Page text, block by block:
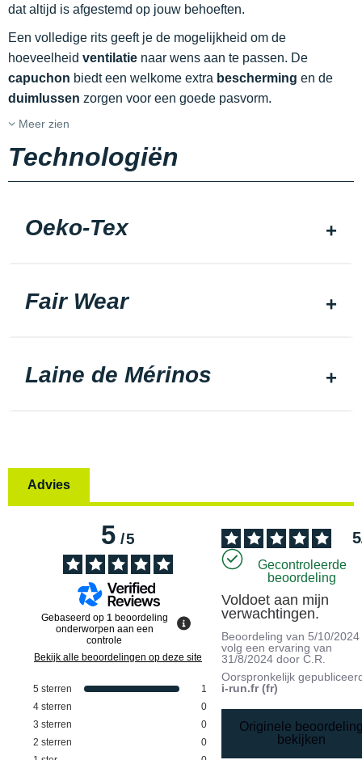
dat altijd is afgestemd op jouw behoeften.
Een volledige rits geeft je de mogelijkheid om de
hoeveelheid ventilatie naar wens aan te passen. De
capuchon biedt een welkome extra bescherming en de
duimlussen zorgen voor een goede pasvorm.
Meer zien
Technologiën
Oeko-Tex
Fair Wear
Laine de Mérinos
Advies
5/5
Gebaseerd op 1 beoordeling
onderworpen aan een
controle
Bekijk alle beoordelingen op deze site
5 sterren
1
4 sterren
0
3 sterren
0
2 sterren
0
5
Gecontroleerde
beoordeling
Voldoet aan mijn
verwachtingen.
Beoordeling van 5/10/2024
volg een ervaring van
31/8/2024 doorC.R.
Oorspronkelijk
i-run.fr (fr)
Originele
bekijken